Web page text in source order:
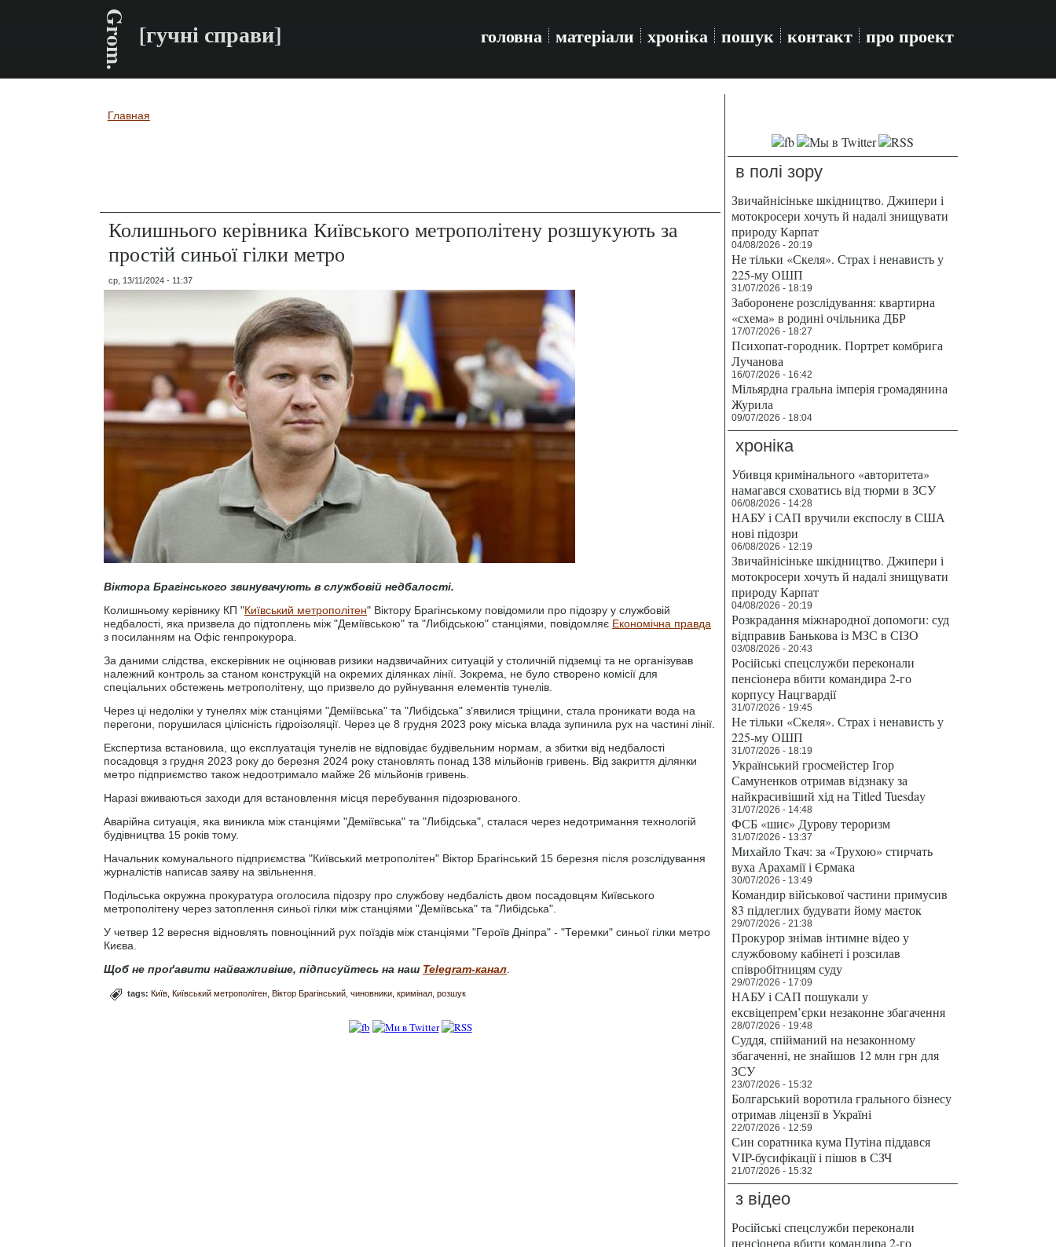
Grom. [гучні справи] головна матеріали хроніка пошук контакт про проект
Вы здесь
Главная
Колишнього керівника Київського метрополітену розшукують за
простій синьої гілки метро
ср, 13/11/2024 - 11:37
Віктора Брагінського звинувачують в службовій недбалості.
Колишньому керівнику КП "Київський метрополітен" Віктору Брагінському повідомили про підозру у службовій
недбалості, яка призвела до підтоплень між "Деміївською" та "Либідською" станціями, повідомляє Економічна правда
з посиланням на Офіс генпрокурора.
За даними слідства, екскерівник не оцінював ризики надзвичайних ситуацій у столичній підземці та не організував
належний контроль за станом конструкцій на окремих ділянках лінії. Зокрема, не було створено комісії для
спеціальних обстежень метрополітену, що призвело до руйнування елементів тунелів.
Через ці недоліки у тунелях між станціями "Деміївська" та "Либідська" з’явилися тріщини, стала проникати вода на
перегони, порушилася цілісність гідроізоляції. Через це 8 грудня 2023 року міська влада зупинила рух на частині лінії.
Експертиза встановила, що експлуатація тунелів не відповідає будівельним нормам, а збитки від недбалості
посадовця з грудня 2023 року до березня 2024 року становлять понад 138 мільйонів гривень. Від закриття ділянки
метро підприємство також недоотримало майже 26 мільйонів гривень.
Наразі вживаються заходи для встановлення місця перебування підозрюваного.
Аварійна ситуація, яка виникла між станціями "Деміївська" та "Либідська", сталася через недотримання технологій
будівництва 15 років тому.
Начальник комунального підприємства "Київський метрополітен" Віктор Брагінський 15 березня після розслідування
журналістів написав заяву на звільнення.
Подільська окружна прокуратура оголосила підозру про службову недбалість двом посадовцям Київського
метрополітену через затоплення синьої гілки між станціями "Деміївська" та "Либідська".
У четвер 12 вересня відновлять повноцінний рух поїздів між станціями "Героїв Дніпра" - "Теремки" синьої гілки метро
Києва.
Щоб не проґавити найважливіше, підписуйтесь на наш Telegram-канал
tags: Київ Київський метрополітен Віктор Брагінський чиновники кримінал розшук
в полі зору
Звичайнісіньке шкідництво. Джипери і
мотокросери хочуть й надалі знищувати
природу Карпат
04/08/2026 - 20:19
Не тільки «Скеля». Страх і ненависть у
225-му ОШП
31/07/2026 - 18:19
Заборонене розслідування: квартирна
«схема» в родині очільника ДБР
17/07/2026 - 18:27
Психопат-городник. Портрет комбрига
Лучанова
16/07/2026 - 16:42
Мільярдна гральна імперія громадянина
Журила
09/07/2026 - 18:04
хроніка
Убивця кримінального «авторитета»
намагався сховатись від тюрми в ЗСУ
06/08/2026 - 14:28
НАБУ і САП вручили експослу в США
нові підозри
06/08/2026 - 12:19
Звичайнісіньке шкідництво. Джипери і
мотокросери хочуть й надалі знищувати
природу Карпат
04/08/2026 - 20:19
Розкрадання міжнародної допомоги: суд
відправив Банькова із МЗС в СІЗО
03/08/2026 - 20:43
Російські спецслужби переконали
пенсіонера вбити командира 2-го
корпусу Нацгвардії
31/07/2026 - 19:45
Не тільки «Скеля». Страх і ненависть у
225-му ОШП
31/07/2026 - 18:19
Український гросмейстер Ігор
Самуненков отримав відзнаку за
найкрасивіший хід на Titled Tuesday
31/07/2026 - 14:48
ФСБ «шиє» Дурову тероризм
31/07/2026 - 13:37
Михайло Ткач: за «Трухою» стирчать
вуха Арахамії і Єрмака
30/07/2026 - 13:49
Командир військової частини примусив
83 підлеглих будувати йому маєток
29/07/2026 - 21:38
Прокурор знімав інтимне відео у
службовому кабінеті і розсилав
співробітницям суду
29/07/2026 - 17:09
НАБУ і САП пошукали у
ексвіцепрем’єрки незаконне збагачення
28/07/2026 - 19:48
Суддя, спійманий на незаконному
збагаченні, не знайшов 12 млн грн для
ЗСУ
23/07/2026 - 15:32
Болгарський воротила грального бізнесу
отримав ліцензії в Україні
22/07/2026 - 12:59
Син соратника кума Путіна піддався
VIP-бусифікації і пішов в СЗЧ
21/07/2026 - 15:32
з відео
Російські спецслужби переконали
пенсіонера вбити командира 2-го